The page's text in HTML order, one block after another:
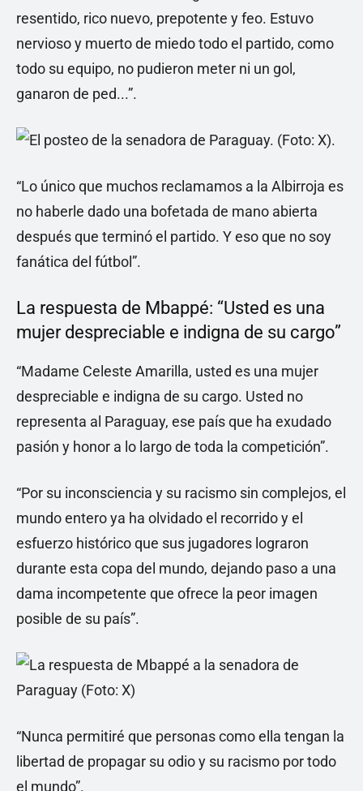
resentido, rico nuevo, prepotente y feo. Estuvo
nervioso y muerto de miedo todo el partido, como
todo su equipo, no pudieron meter ni un gol,
ganaron de ped...”.
“Lo único que muchos reclamamos a la Albirroja es
no haberle dado una bofetada de mano abierta
después que terminó el partido. Y eso que no soy
fanática del fútbol”.
La respuesta de Mbappé: “Usted es una
mujer despreciable e indigna de su cargo”
“Madame Celeste Amarilla, usted es una mujer
despreciable e indigna de su cargo. Usted no
representa al Paraguay, ese país que ha exudado
pasión y honor a lo largo de toda la competición”.
“Por su inconsciencia y su racismo sin complejos, el
mundo entero ya ha olvidado el recorrido y el
esfuerzo histórico que sus jugadores lograron
durante esta copa del mundo, dejando paso a una
dama incompetente que ofrece la peor imagen
posible de su país”.
“Nunca permitiré que personas como ella tengan la
libertad de propagar su odio y su racismo por todo
el mundo”.